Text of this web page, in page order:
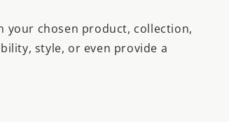
your chosen product, collection,
style, or even provide a